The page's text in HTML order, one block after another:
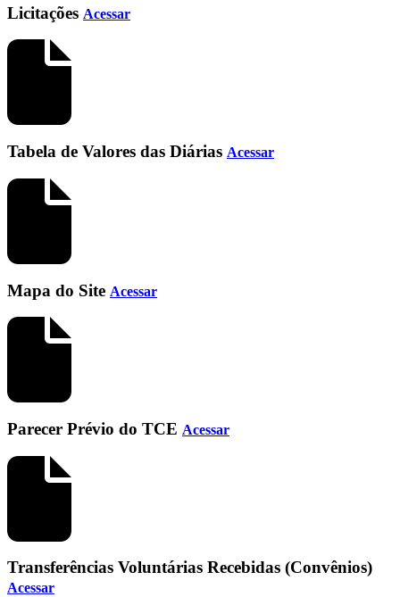
Licitações Acessar
Tabela de Valores das Diárias Acessar
Mapa do Site Acessar
Parecer Prévio do TCE Acessar
Transferências Voluntárias Recebidas (Convênios)
Acessar